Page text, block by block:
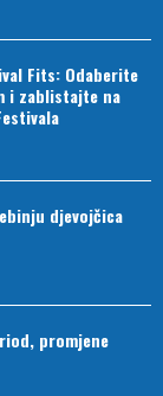
Fits: Odaberite
i zablistajte na
djevojčica
promjene